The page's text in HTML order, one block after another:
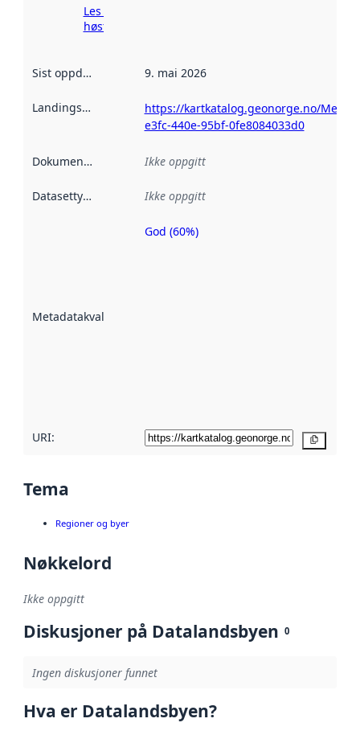
Les mer om
høsting her
Sist oppdatert 9. mai 2026
Landingsside
https://kartkatalog.geonorge.no/
e3fc-440e-95bf-0fe8084033d0
Dokumentasjon Ikke oppgitt
Datasettype Ikke oppgitt
Metadatakvalitet
Metadatakvalitet
God (60%)
URI:
Tema
Regioner og byer
Nøkkelord
Ikke oppgitt
Diskusjoner på Datalandsbyen 0
Ingen diskusjoner funnet
Hva er Datalandsbyen?